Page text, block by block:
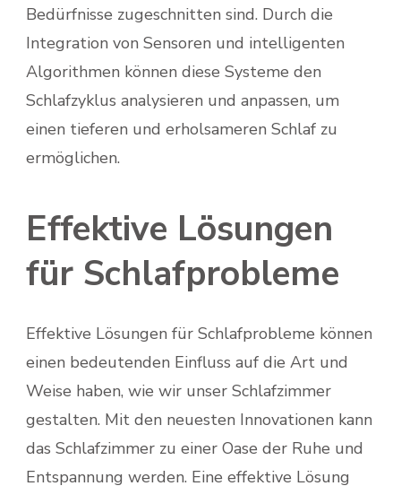
Bedürfnisse zugeschnitten sind. Durch die
Integration von Sensoren und intelligenten
Algorithmen können diese Systeme den
Schlafzyklus analysieren und anpassen, um
einen tieferen und erholsameren Schlaf zu
ermöglichen.
Effektive Lösungen
für Schlafprobleme
Effektive Lösungen für Schlafprobleme können
einen bedeutenden Einfluss auf die Art und
Weise haben, wie wir unser Schlafzimmer
gestalten. Mit den neuesten Innovationen kann
das Schlafzimmer zu einer Oase der Ruhe und
Entspannung werden. Eine effektive Lösung